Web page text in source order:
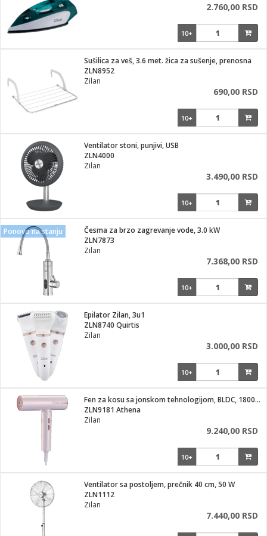
2.760,00 RSD
10+
Sušilica za veš, 3.6 met. žica za sušenje, prenosna
ZLN8952
Zilan
690,00 RSD
10+
Ventilator stoni, punjivi, USB
ZLN4000
Zilan
3.490,00 RSD
10+
Ponovo na stanju
Česma za brzo zagrevanje vode, 3.0 kW
ZLN7873
Zilan
7.368,00 RSD
10+
Epilator Zilan, 3u1
ZLN8740 Quirtis
Zilan
3.000,00 RSD
10+
Fen za kosu sa jonskom tehnologijom, BLDC, 1800 W
ZLN9181 Athena
Zilan
9.240,00 RSD
10+
Ventilator sa postoljem, prečnik 40 cm, 50 W
ZLN1112
Zilan
7.440,00 RSD